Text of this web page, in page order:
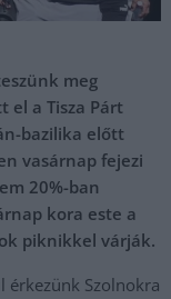
meg
el a Tisza Párt
bazilika előtt
vasárnap fejezi
20%-ban
kora este a
piknikkel várják.
érkezünk Szolnokra